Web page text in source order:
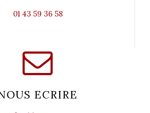
01 43 59 36 58
ECRIRE